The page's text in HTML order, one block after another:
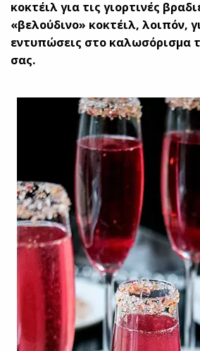
κοκτέιλ για τις γιορτινές
«βελούδινο» κοκτέιλ, λοιπόν,
εντυπώσεις στο καλωσόρισμα
σας.